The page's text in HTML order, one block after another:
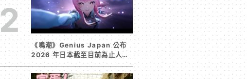
2
《鳴潮》Genius Japan 公布
2026 年日本截至目前為止人氣
歌單《遠航星的告別》&《自無
垠處歸航之星》入榜